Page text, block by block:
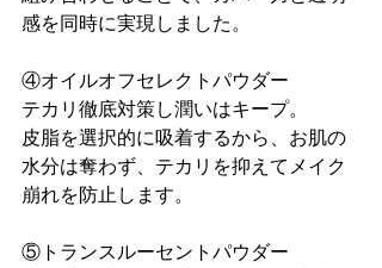
感を同時に実現しました。
④オイルオフセレクトパウダー
テカリ徹底対策し潤いはキープ。
皮脂を選択的に吸着するから、お肌の
水分は奪わず、テカリを抑えてメイク
崩れを防止します。
⑤トランスルーセントパウダー